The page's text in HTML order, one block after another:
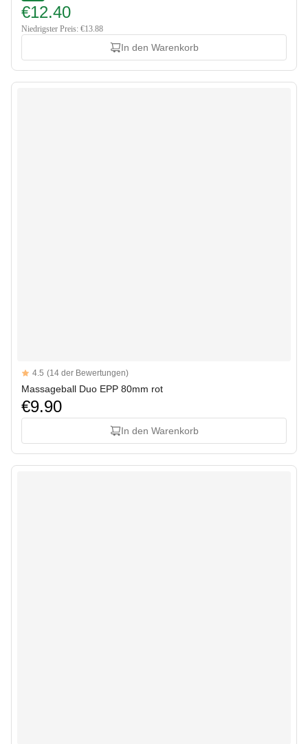
€12.40
Niedrigster Preis: €13.88
In den Warenkorb
Reviews
4.5 out of 5 stars
4.5 (14 der Bewertungen)
Massageball Duo EPP 80mm rot
€9.90
In den Warenkorb